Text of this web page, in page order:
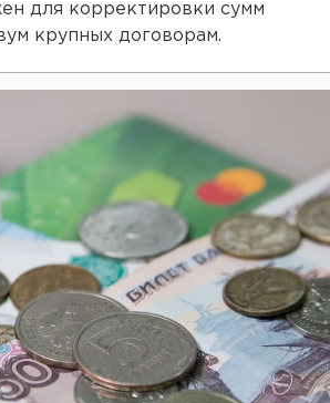
для корректировки сумм
крупных договорам.